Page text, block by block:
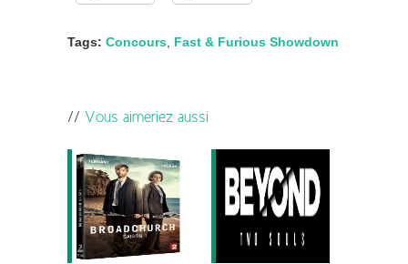
Tags: Concours, Fast & Furious Showdown
Vous aimeriez aussi